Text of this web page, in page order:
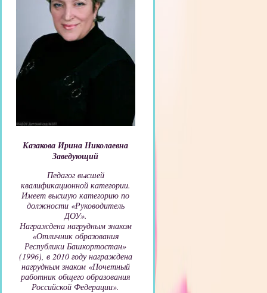
Казакова Ирина Николаевна
Заведующий
Педагог высшей
квалификационной категории.
Имеет высшую категорию по
должности «Руководитель
ДОУ».
Награждена нагрудным знаком
«Отличник образования
Республики Башкортостан»
(1996), в 2010 году награждена
нагрудным знаком «Почетный
работник общего образования
Российской Федерации».